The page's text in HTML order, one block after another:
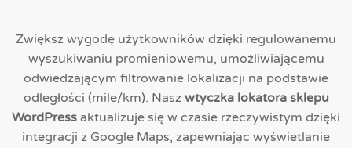
Zwiększ wygodę użytkowników dzięki regulowanemu
wyszukiwaniu promieniowemu, umożliwiającemu
odwiedzającym filtrowanie lokalizacji na podstawie
odległości (mile/km). Nasz wtyczka lokatora sklepu
WordPress aktualizuje się w czasie rzeczywistym dzięki
integracji z Google Maps, zapewniając wyświetlanie